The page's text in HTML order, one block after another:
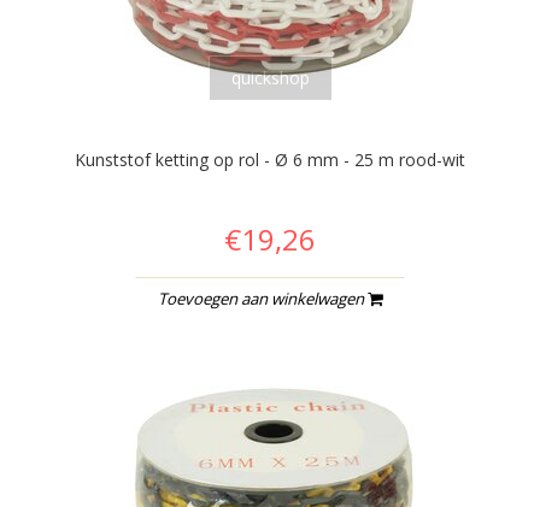
quickshop
Kunststof ketting op rol - Ø 6 mm - 25 m rood-wit
€19,26
Toevoegen aan winkelwagen